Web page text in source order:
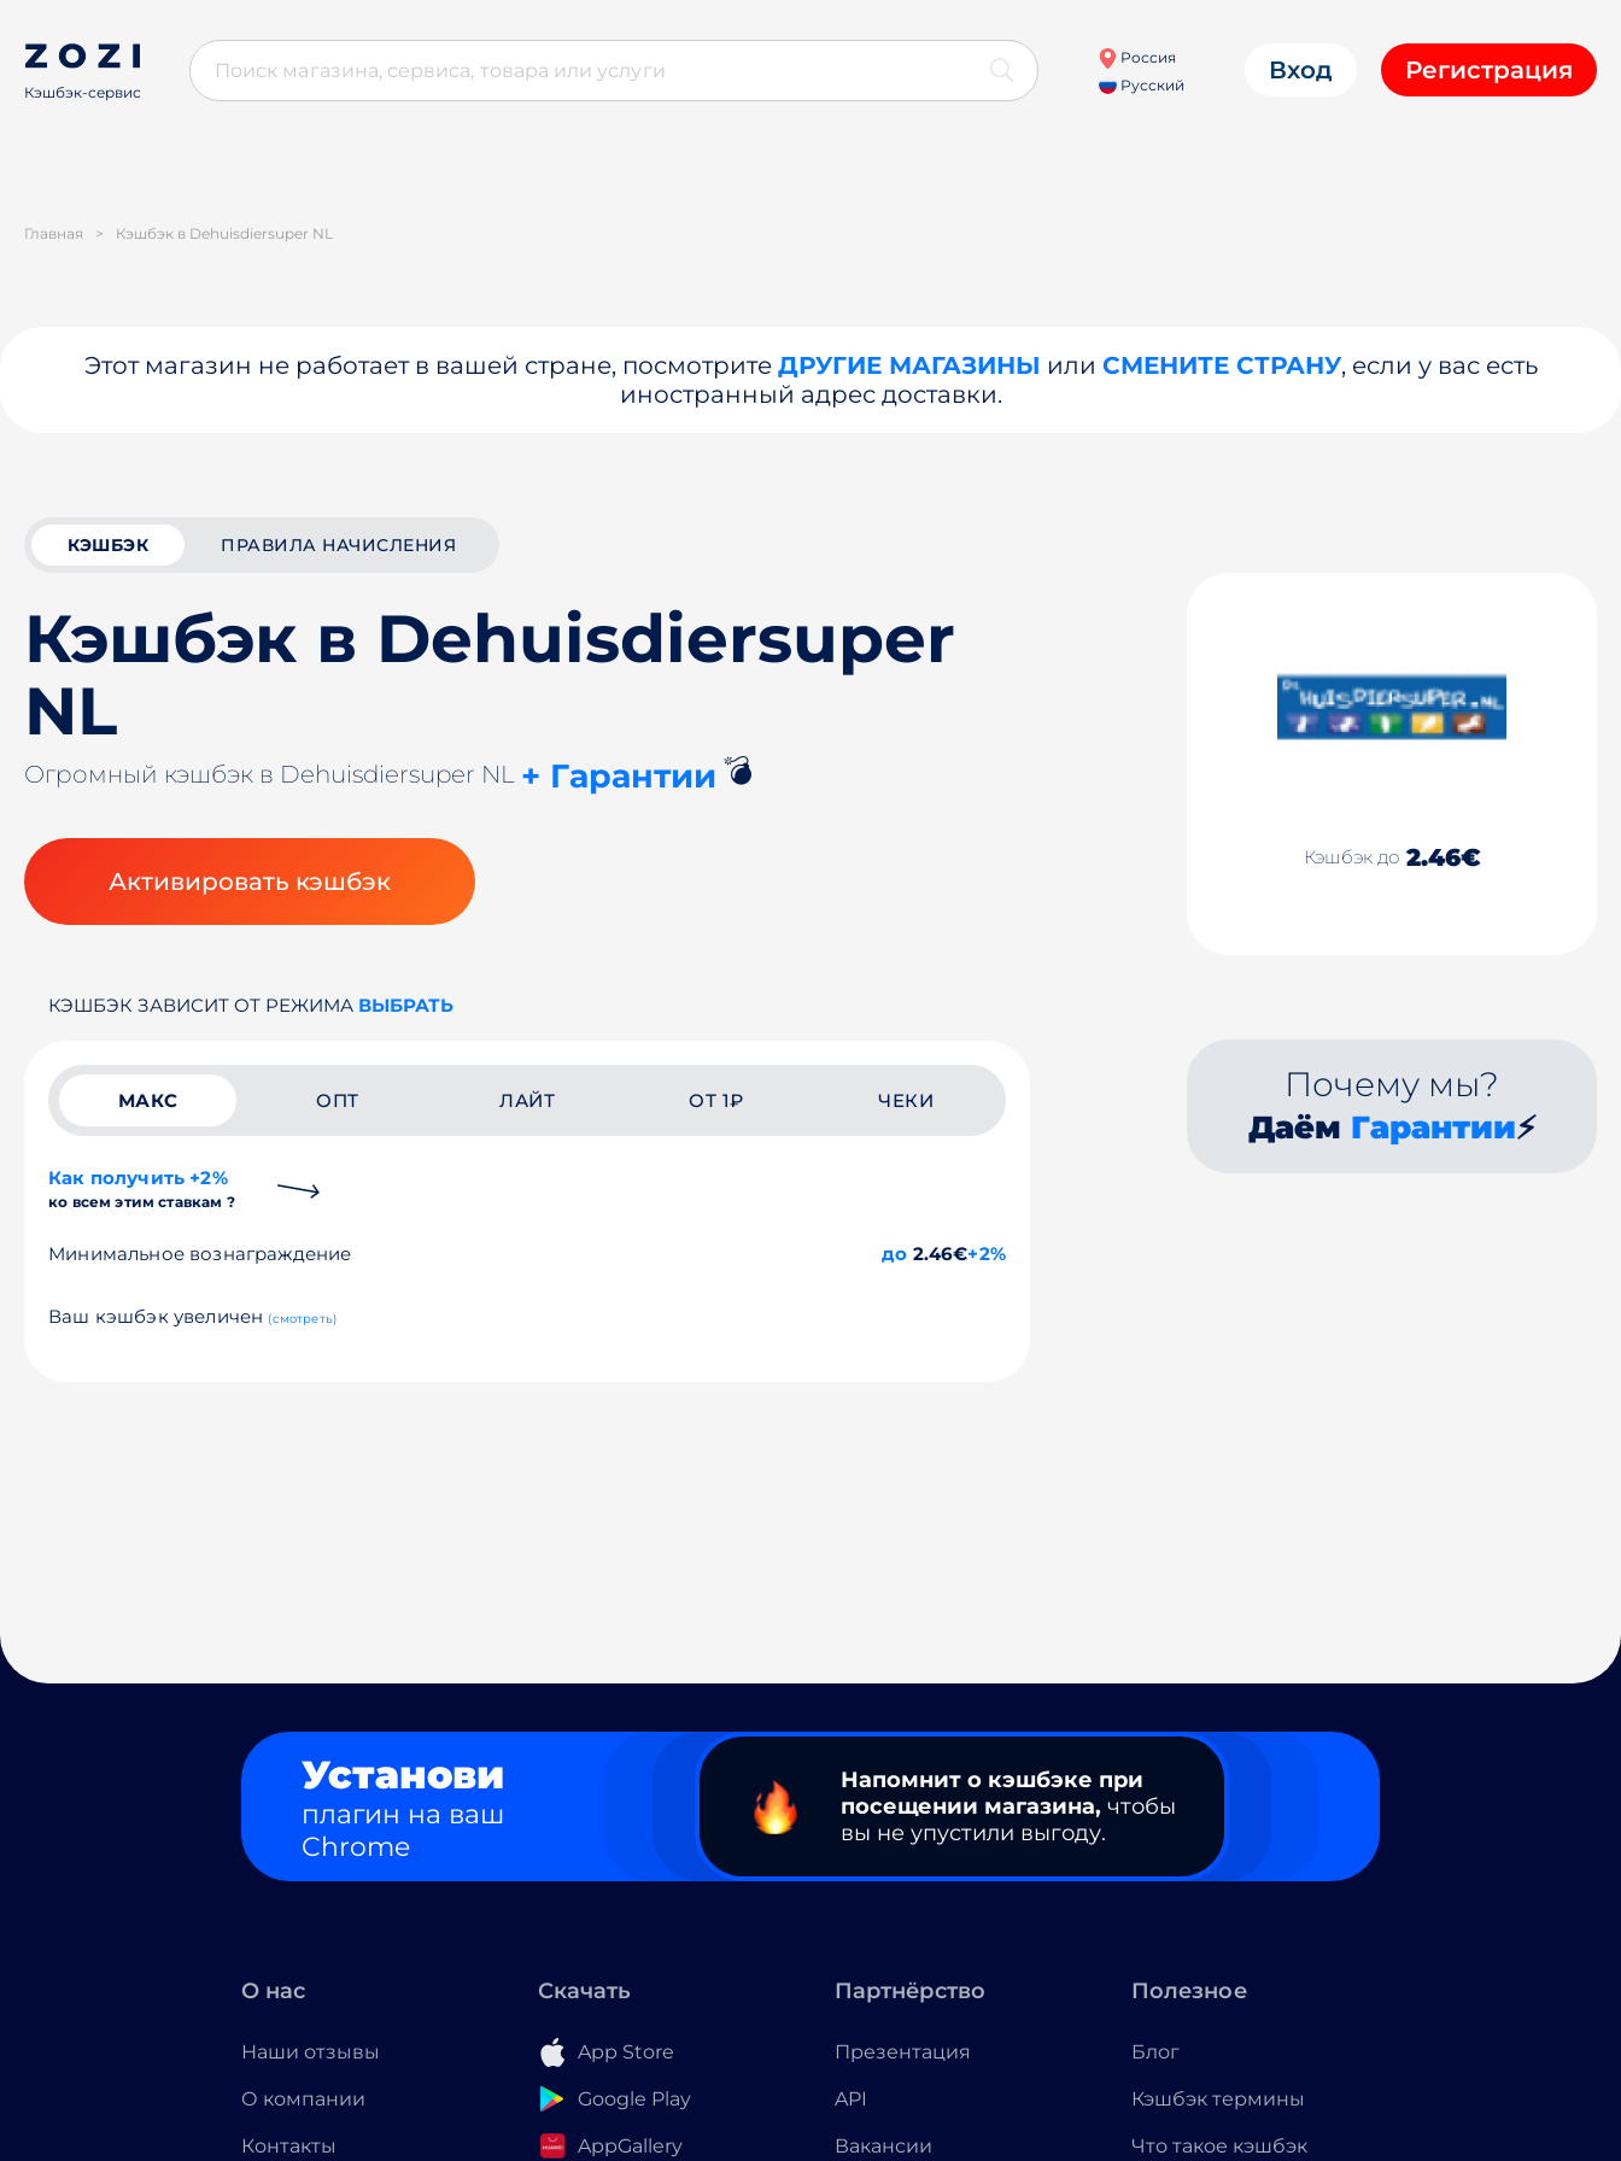
Кэшбэк-сервис
Россия
Русский
Вход Регистрация
Главная > Кэшбэк в Dehuisdiersuper NL
Этот магазин не работает в вашей стране, посмотрите ДРУГИЕ МАГАЗИНЫ или СМЕНИТЕ СТРАНУ, если у вас есть
иностранный адрес доставки.
КЭШБЭК ПРАВИЛА НАЧИСЛЕНИЯ
Кэшбэк в Dehuisdiersuper
NL
Огромный кэшбэк в Dehuisdiersuper NL + Гарантии 💣
Активировать кэшбэк
Кэшбэк до 2.46€
КЭШБЭК ЗАВИСИТ ОТ РЕЖИМА ВЫБРАТЬ
МАКС ОПТ ЛАЙТ ОТ 1₽ ЧЕКИ
Как получить +2%
ко всем этим ставкам ?
Минимальное вознаграждение до 2.46€+2%
Ваш кэшбэк увеличен (смотреть)
Почему мы?
Даём Гарантии⚡
Установи
плагин на ваш
Chrome
Напомнит о кэшбэке при
посещении магазина, чтобы
вы не упустили выгоду.
О нас
Наши отзывы
О компании
Контакты
Скачать
App Store
Google Play
AppGallery
Партнёрство
Презентация
API
Вакансии
Полезное
Блог
Кэшбэк термины
Что такое кэшбэк